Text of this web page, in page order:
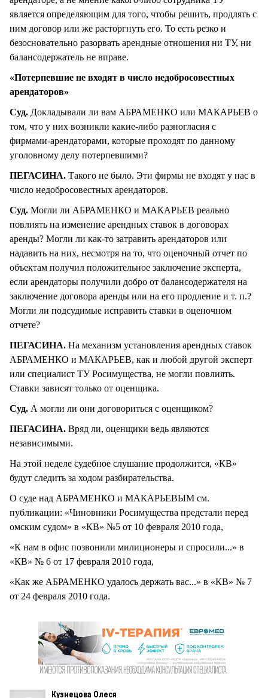
является определяющим для того, чтобы решить, продлять с
ним договор или же расторгнуть его. То есть резко и
безосновательно разорвать арендные отношения ни ТУ, ни
балансодержатель не вправе.
«Потерпевшие не входят в число недобросовестных
арендаторов»
Суд. Докладывали ли вам АБРАМЕНКО или МАКАРЬЕВ о
том, что у них возникли какие-либо разногласия с
фирмами-арендаторами, которые проходят по данному
уголовному делу потерпевшими?
ПЕГАСИНА. Такого не было. Эти фирмы не входят у нас в
число недобросовестных арендаторов.
Суд. Могли ли АБРАМЕНКО и МАКАРЬЕВ реально
повлиять на изменение арендных ставок в договорах
аренды? Могли ли как-то затравить арендаторов или
надавить на них, несмотря на то, что оценочный отчет по
объектам получил положительное заключение эксперта,
если арендаторы получили добро от балансодержателя на
заключение договора аренды или на его продление и т. п.?
Могли ли подсудимые исправить ставки в оценочном
отчете?
ПЕГАСИНА. На механизм установления арендных ставок
АБРАМЕНКО и МАКАРЬЕВ, как и любой другой эксперт
или специалист ТУ Росимущества, не могли повлиять.
Ставки зависят только от оценщика.
Суд. А могли ли они договориться с оценщиком?
ПЕГАСИНА. Вряд ли, оценщики ведь являются
независимыми.
На этой неделе судебное слушание продолжится, «КВ»
будут следить за ходом разбирательства.
О суде над АБРАМЕНКО и МАКАРЬЕВЫМ см.
публикации: «Чиновники Росимущества предстали перед
омским судом» в «КВ» №5 от 10 февраля 2010 года,
«К нам в офис позвонили милиционеры и спросили...» в
«КВ» № 6 от 17 февраля 2010 года,
«Как же АБРАМЕНКО удалось держать вас...» в «КВ» № 7
от 24 февраля 2010 года.
Кузнецова Олеся